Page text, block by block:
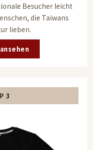
Besucher leicht
die Taiwans
lieben.
3